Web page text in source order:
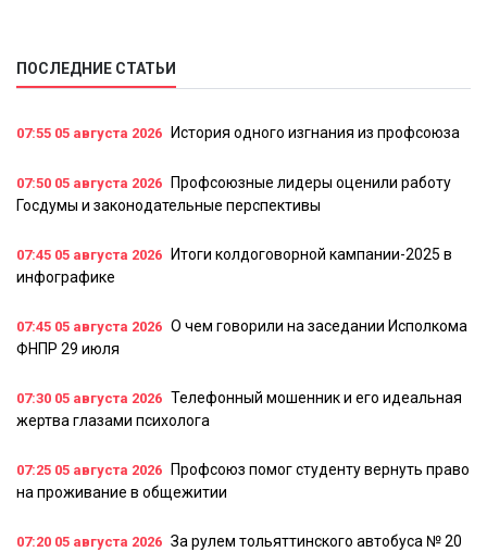
ПОСЛЕДНИЕ СТАТЬИ
07:55 05 августа 2026 История одного изгнания из профсоюза
07:50 05 августа 2026
Профсоюзные лидеры оценили работу
Госдумы и законодательные перспективы
07:45 05 августа 2026
Итоги колдоговорной кампании-2025 в
инфографике
07:45 05 августа 2026 О чем говорили на заседании Исполкома
ФНПР 29 июля
07:30 05 августа 2026 Телефонный мошенник и его идеальная
жертва глазами психолога
07:25 05 августа 2026
Профсоюз помог студенту вернуть право
на проживание в общежитии
07:20 05 августа 2026 За рулем тольяттинского автобуса № 20